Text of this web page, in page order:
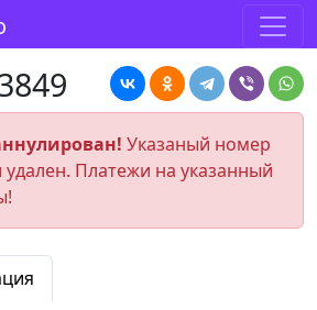
Указаный номер
Платежи на указанный